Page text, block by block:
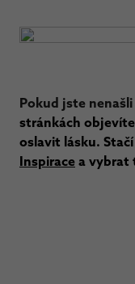
Pokud jste
stránkách
oslavit lásku.
Inspiracea vybrat